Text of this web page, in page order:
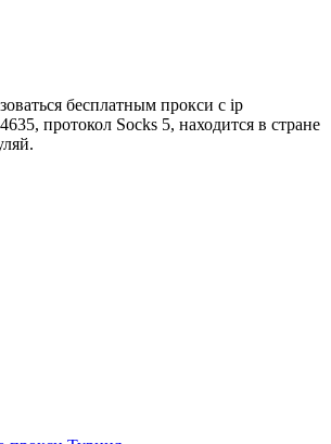
бесплатным прокси с ip
протокол Socks 5, находится в стране